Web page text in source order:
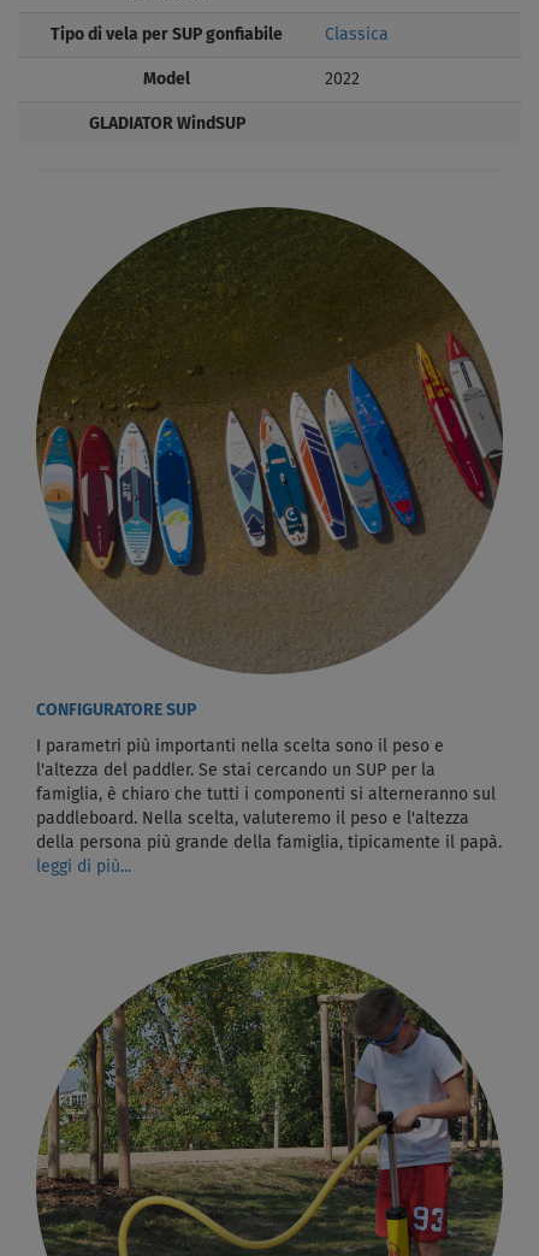
Tipo di vela per SUP gonfiabile Classica
Model 2022
GLADIATOR WindSUP
CONFIGURATORE SUP
I parametri più importanti nella scelta sono il peso e
l'altezza del paddler. Se stai cercando un SUP per la
famiglia, è chiaro che tutti i componenti si alterneranno sul
paddleboard. Nella scelta, valuteremo il peso e l'altezza
della persona più grande della famiglia, tipicamente il papà.
leggi di più...